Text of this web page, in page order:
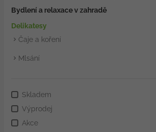
Bydlení a relaxace v zahradě
Delikatesy
Čaje a koření
Mlsání
Skladem
Výprodej
Akce